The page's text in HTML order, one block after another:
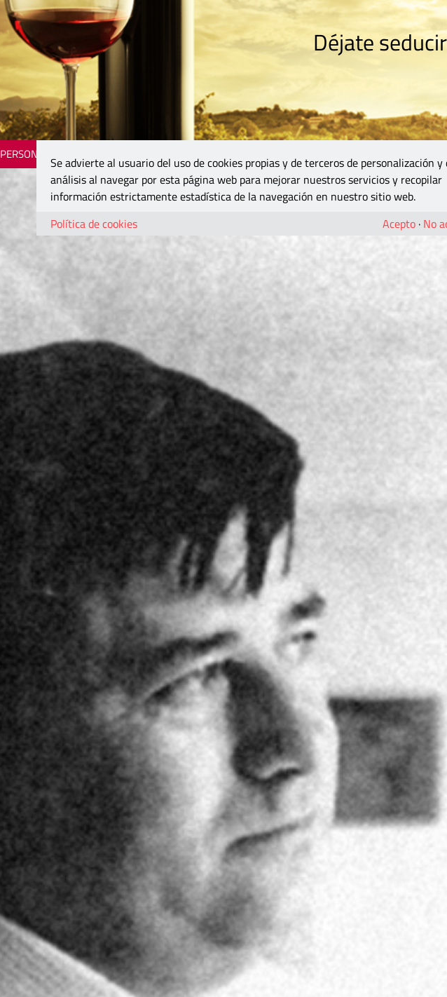
Déjate
PERSONAJES
Se advierte al usuario del uso de cookies propias y de terceros de personalización y
análisis al navegar por esta página web para mejorar nuestros servicios y recopilar
información estrictamente estadística de la navegación en nuestro sitio web.
Política de cookies
Acepto · No